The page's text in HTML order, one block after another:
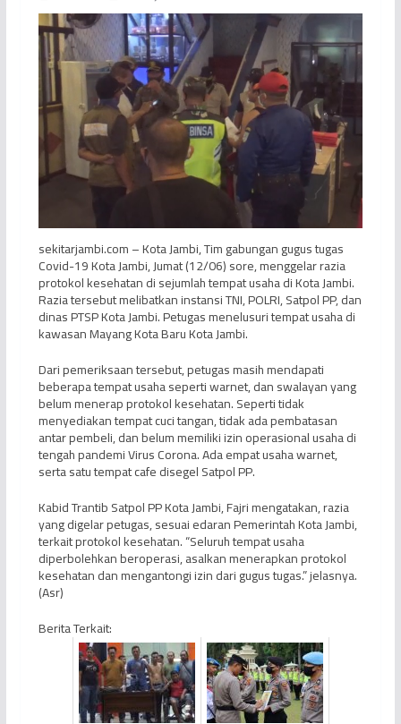
sekitarjambi.com – Kota Jambi, Tim gabungan gugus tugas
Covid-19 Kota Jambi, Jumat (12/06) sore, menggelar razia
protokol kesehatan di sejumlah tempat usaha di Kota Jambi.
Razia tersebut melibatkan instansi TNI, POLRI, Satpol PP, dan
dinas PTSP Kota Jambi. Petugas menelusuri tempat usaha di
kawasan Mayang Kota Baru Kota Jambi.
Dari pemeriksaan tersebut, petugas masih mendapati
beberapa tempat usaha seperti warnet, dan swalayan yang
belum menerap protokol kesehatan. Seperti tidak
menyediakan tempat cuci tangan, tidak ada pembatasan
antar pembeli, dan belum memiliki izin operasional usaha di
tengah pandemi Virus Corona. Ada empat usaha warnet,
serta satu tempat cafe disegel Satpol PP.
Kabid Trantib Satpol PP Kota Jambi, Fajri mengatakan, razia
yang digelar petugas, sesuai edaran Pemerintah Kota Jambi,
terkait protokol kesehatan. “Seluruh tempat usaha
diperbolehkan beroperasi, asalkan menerapkan protokol
kesehatan dan mengantongi izin dari gugus tugas.” jelasnya.
(Asr)
Berita Terkait: